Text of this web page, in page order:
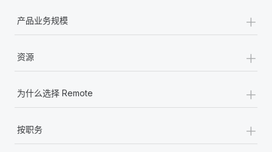
产品业务规模 +
资源 +
为什么选择 Remote +
按职务 +